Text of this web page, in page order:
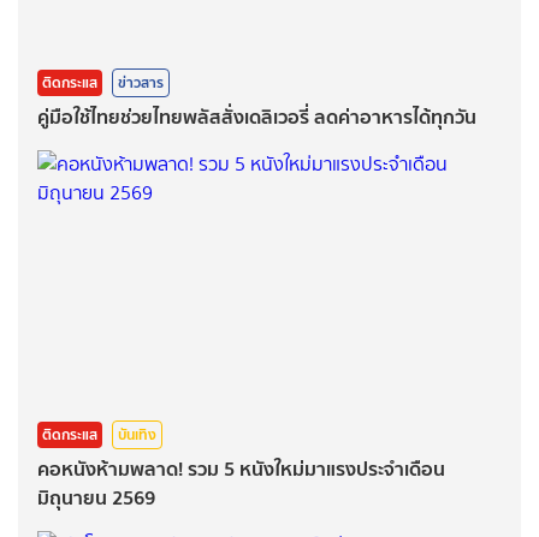
ติดกระแส ข่าวสาร
คู่มือใช้ไทยช่วยไทยพลัสสั่งเดลิเวอรี่ ลดค่าอาหารได้ทุกวัน
ติดกระแส บันเทิง
คอหนังห้ามพลาด! รวม 5 หนังใหม่มาแรงประจำเดือน
มิถุนายน 2569